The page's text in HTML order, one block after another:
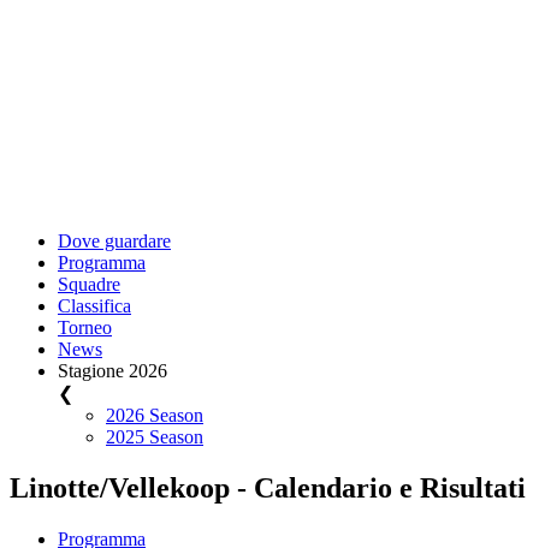
Dove guardare
Programma
Squadre
Classifica
Torneo
News
Stagione 2026
❮
2026 Season
2025 Season
Linotte/Vellekoop - Calendario e Risultati
Programma